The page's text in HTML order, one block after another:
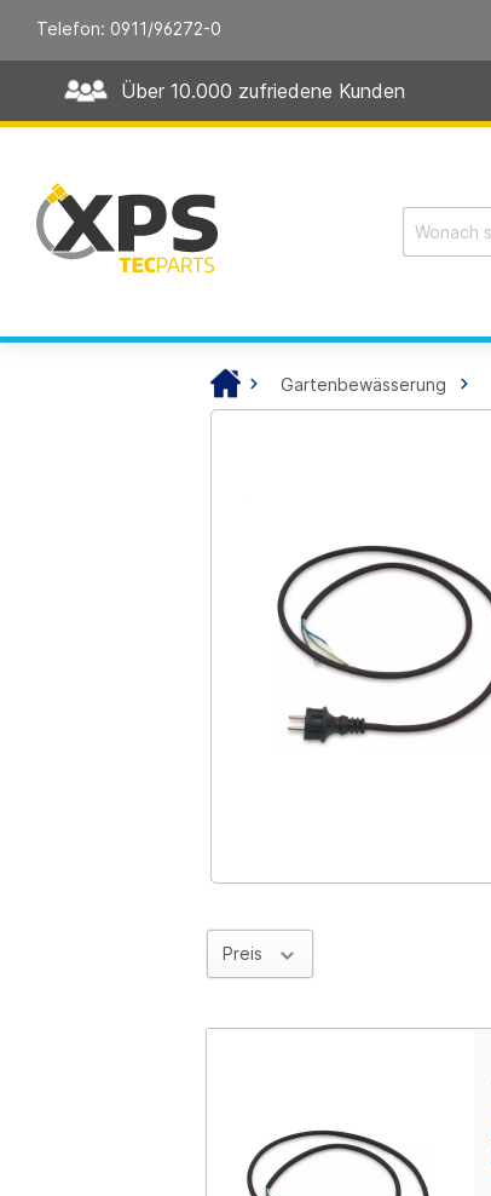
Telefon: 0911/96272-0
Über 10.000 zufriedene Kunden
Gartenbewässerung
Preis